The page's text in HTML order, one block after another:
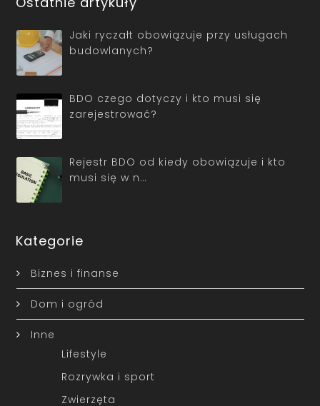
Jaki ryczałt obowiązuje przy usługach
budowlanych?
BDO czego dotyczy i kto musi się
zarejestrować?
Rejestr BDO od kiedy obowiązuje i kto
musi się w n…
Kategorie
Biznes i finanse
Dom i ogród
Inne
Lifestyle
Rozrywka i sport
Zwierzęta